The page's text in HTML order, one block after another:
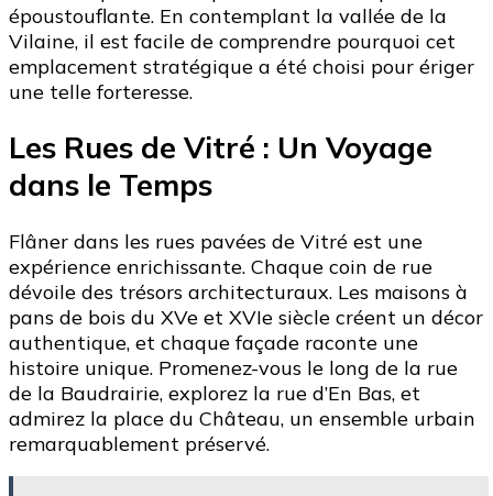
époustouflante. En contemplant la vallée de la
Vilaine, il est facile de comprendre pourquoi cet
emplacement stratégique a été choisi pour ériger
une telle forteresse.
Les Rues de Vitré : Un Voyage
dans le Temps
Flâner dans les rues pavées de Vitré est une
expérience enrichissante. Chaque coin de rue
dévoile des trésors architecturaux. Les maisons à
pans de bois du XVe et XVIe siècle créent un décor
authentique, et chaque façade raconte une
histoire unique. Promenez-vous le long de la rue
de la Baudrairie, explorez la rue d’En Bas, et
admirez la place du Château, un ensemble urbain
remarquablement préservé.